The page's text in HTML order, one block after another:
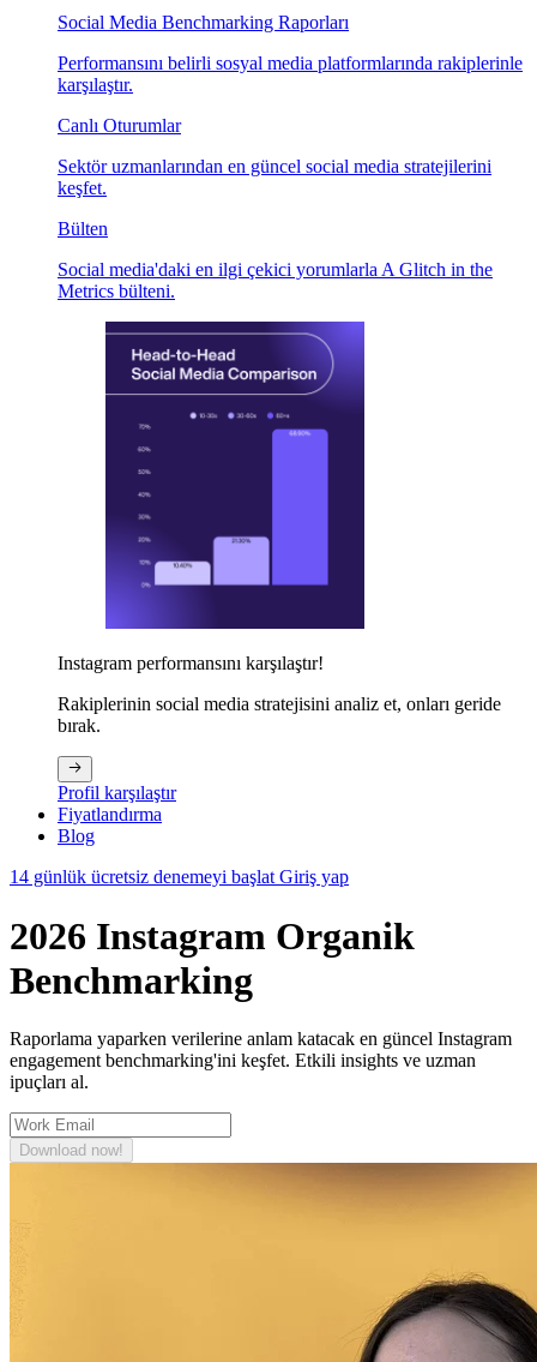
Social Media Benchmarking Raporları
Performansını belirli sosyal media platformlarında rakiplerinle
karşılaştır.
Canlı Oturumlar
Sektör uzmanlarından en güncel social media stratejilerini
keşfet.
Bülten
Social media'daki en ilgi çekici yorumlarla A Glitch in the
Metrics bülteni.
Instagram performansını karşılaştır!
Rakiplerinin social media stratejisini analiz et, onları geride
bırak.
Profil karşılaştır
Fiyatlandırma
Blog
14 günlük ücretsiz denemeyi başlatGiriş yap
2026 Instagram Organik
Benchmarking
Raporlama yaparken verilerine anlam katacak en güncel Instagram
engagement benchmarking'ini keşfet. Etkili insights ve uzman
ipuçları al.
Download now!